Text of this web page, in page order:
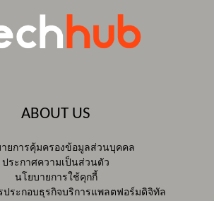
ABOUT US
ยการคุ้มครองข้อมูลส่วนบุคคล
ประกาศความเป็นส่วนตัว
นโยบายการใช้คุกกี้
ประกอบธุรกิจบริการแพลตฟอร์มดิจิทัล